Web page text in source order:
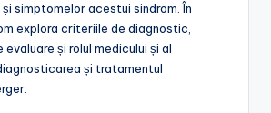
simptomelor acestui sindrom. În
explora criteriile de diagnostic,
și rolul medicului și al
și tratamentul